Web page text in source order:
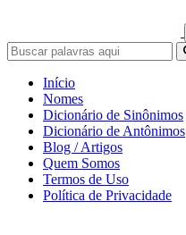
Início
Nomes
Dicionário de Sinônimos
Dicionário de Antônimos
Blog / Artigos
Quem Somos
Termos de Uso
Política de Privacidade